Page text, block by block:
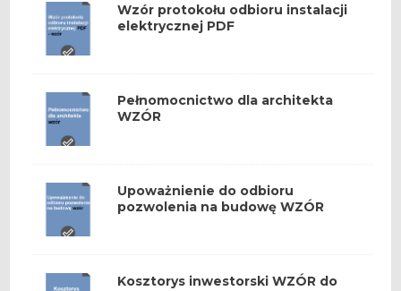
Wzór protokołu odbioru instalacji
elektrycznej PDF
Pełnomocnictwo dla architekta
WZÓR
Upoważnienie do odbioru
pozwolenia na budowę WZÓR
Kosztorys inwestorski WZÓR do